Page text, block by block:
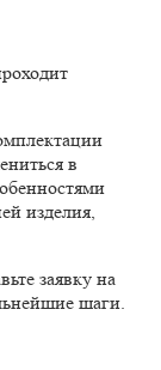
в
изделия,
заявку на
шаги.